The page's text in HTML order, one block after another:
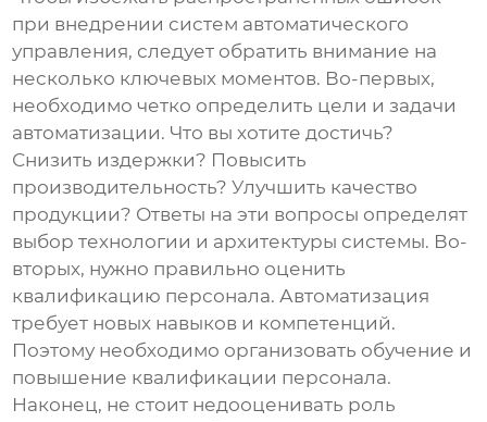
при внедрении систем автоматического
управления, следует обратить внимание на
несколько ключевых моментов. Во-первых,
необходимо четко определить цели и задачи
автоматизации. Что вы хотите достичь?
Снизить издержки? Повысить
производительность? Улучшить качество
продукции? Ответы на эти вопросы определят
выбор технологии и архитектуры системы. Во-
вторых, нужно правильно оценить
квалификацию персонала. Автоматизация
требует новых навыков и компетенций.
Поэтому необходимо организовать обучение и
повышение квалификации персонала.
Наконец, не стоит недооценивать роль